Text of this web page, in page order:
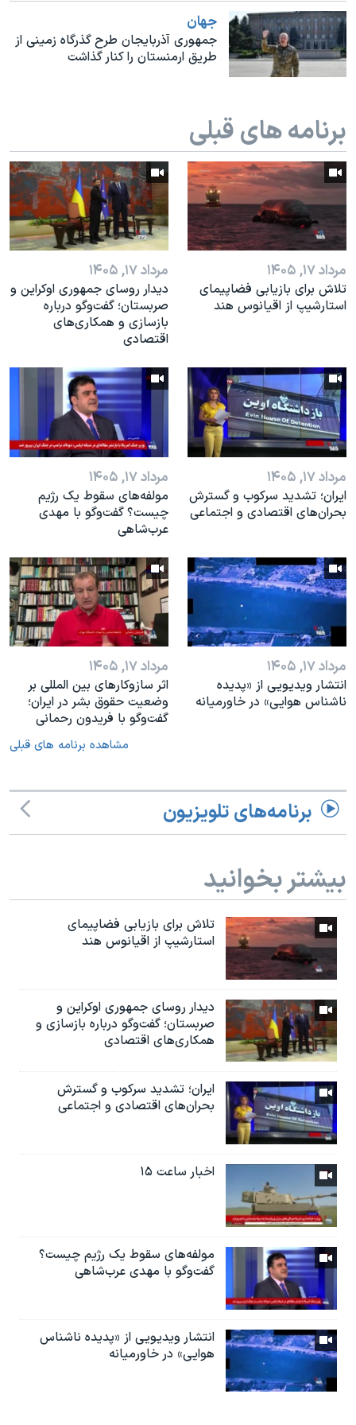
نرگس محمدی برنده جایزه نوبل صلح
همایش محافظه‌کاران آمریکا «سی‌پک»
سفر پرزیدنت ترامپ به چین
جهان
جمهوری آذربایجان طرح گذرگاه زمینی از
طریق ارمنستان را کنار گذاشت
برنامه های قبلی
مرداد ۱۷, ۱۴۰۵
تلاش برای بازیابی فضاپیمای
استارشیپ از اقیانوس هند
مرداد ۱۷, ۱۴۰۵
دیدار روسای جمهوری اوکراین و
صربستان؛ گفت‌وگو درباره
بازسازی و همکاری‌های
اقتصادی
مرداد ۱۷, ۱۴۰۵
ایران؛ تشدید سرکوب و گسترش
بحران‌های اقتصادی و اجتماعی
مرداد ۱۷, ۱۴۰۵
مولفه‌های سقوط یک رژیم
چیست؟ گفت‌وگو با مهدی
عرب‌شاهی
مرداد ۱۷, ۱۴۰۵
انتشار ویدیویی از «پدیده‌
ناشناس هوایی» در خاورمیانه
مرداد ۱۷, ۱۴۰۵
اثر ساز‌و‌کارهای بین المللی بر
وضعیت حقوق بشر در ایران؛
گفت‌وگو با فریدون رحمانی
مشاهده برنامه های قبلی
برنامه‌های تلویزیون
بیشتر بخوانید
تلاش برای بازیابی فضاپیمای
استارشیپ از اقیانوس هند
دیدار روسای جمهوری اوکراین و
صربستان؛ گفت‌وگو درباره بازسازی و
همکاری‌های اقتصادی
ایران؛ تشدید سرکوب و گسترش
بحران‌های اقتصادی و اجتماعی
اخبار ساعت ۱۵
مولفه‌های سقوط یک رژیم چیست؟
گفت‌وگو با مهدی عرب‌شاهی
انتشار ویدیویی از «پدیده‌ ناشناس
هوایی» در خاورمیانه